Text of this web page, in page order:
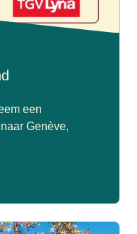
een
Genève,